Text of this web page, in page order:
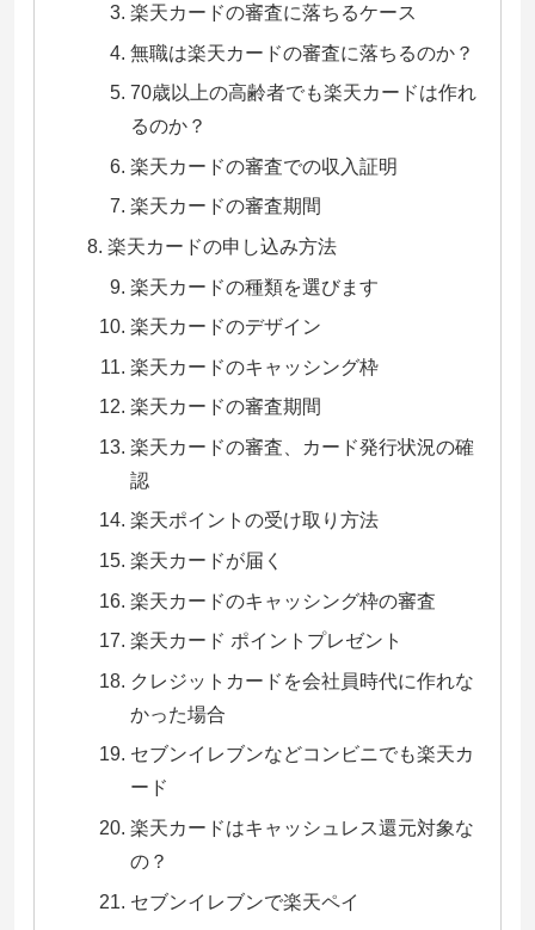
楽天カードの審査に落ちるケース
無職は楽天カードの審査に落ちるのか？
70歳以上の高齢者でも楽天カードは作れ
るのか？
楽天カードの審査での収入証明
楽天カードの審査期間
楽天カードの申し込み方法
楽天カードの種類を選びます
楽天カードのデザイン
楽天カードのキャッシング枠
楽天カードの審査期間
楽天カードの審査、カード発行状況の確
認
楽天ポイントの受け取り方法
楽天カードが届く
楽天カードのキャッシング枠の審査
楽天カード ポイントプレゼント
クレジットカードを会社員時代に作れな
かった場合
セブンイレブンなどコンビニでも楽天カ
ード
楽天カードはキャッシュレス還元対象な
の？
セブンイレブンで楽天ペイ